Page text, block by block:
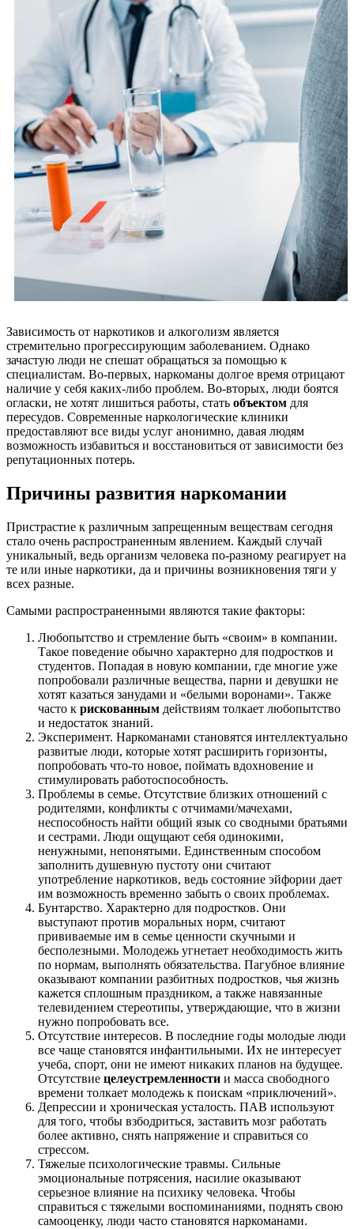
Зависимость от наркотиков и алкоголизм является
стремительно прогрессирующим заболеванием. Однако
зачастую люди не спешат обращаться за помощью к
специалистам. Во-первых, наркоманы долгое время отрицают
наличие у себя каких-либо проблем. Во-вторых, люди боятся
огласки, не хотят лишиться работы, стать объектом для
пересудов. Современные наркологические клиники
предоставляют все виды услуг анонимно, давая людям
возможность избавиться и восстановиться от зависимости без
репутационных потерь.
Причины развития наркомании
Пристрастие к различным запрещенным веществам сегодня
стало очень распространенным явлением. Каждый случай
уникальный, ведь организм человека по-разному реагирует на
те или иные наркотики, да и причины возникновения тяги у
всех разные.
Самыми распространенными являются такие факторы:
Любопытство и стремление быть «своим» в компании.
Такое поведение обычно характерно для подростков и
студентов. Попадая в новую компании, где многие уже
попробовали различные вещества, парни и девушки не
хотят казаться занудами и «белыми воронами». Также
часто к рискованным действиям толкает любопытство
и недостаток знаний.
Эксперимент. Наркоманами становятся интеллектуально
развитые люди, которые хотят расширить горизонты,
попробовать что-то новое, поймать вдохновение и
стимулировать работоспособность.
Проблемы в семье. Отсутствие близких отношений с
родителями, конфликты с отчимами/мачехами,
неспособность найти общий язык со сводными братьями
и сестрами. Люди ощущают себя одинокими,
ненужными, непонятыми. Единственным способом
заполнить душевную пустоту они считают
употребление наркотиков, ведь состояние эйфории дает
им возможность временно забыть о своих проблемах.
Бунтарство. Характерно для подростков. Они
выступают против моральных норм, считают
прививаемые им в семье ценности скучными и
бесполезными. Молодежь угнетает необходимость жить
по нормам, выполнять обязательства. Пагубное влияние
оказывают компании разбитных подростков, чья жизнь
кажется сплошным праздником, а также навязанные
телевидением стереотипы, утверждающие, что в жизни
нужно попробовать все.
Отсутствие интересов. В последние годы молодые люди
все чаще становятся инфантильными. Их не интересует
учеба, спорт, они не имеют никаких планов на будущее.
Отсутствие целеустремленности и масса свободного
времени толкает молодежь к поискам «приключений».
Депрессии и хроническая усталость. ПАВ используют
для того, чтобы взбодриться, заставить мозг работать
более активно, снять напряжение и справиться со
стрессом.
Тяжелые психологические травмы. Сильные
эмоциональные потрясения, насилие оказывают
серьезное влияние на психику человека. Чтобы
справиться с тяжелыми воспоминаниями, поднять свою
самооценку, люди часто становятся наркоманами.